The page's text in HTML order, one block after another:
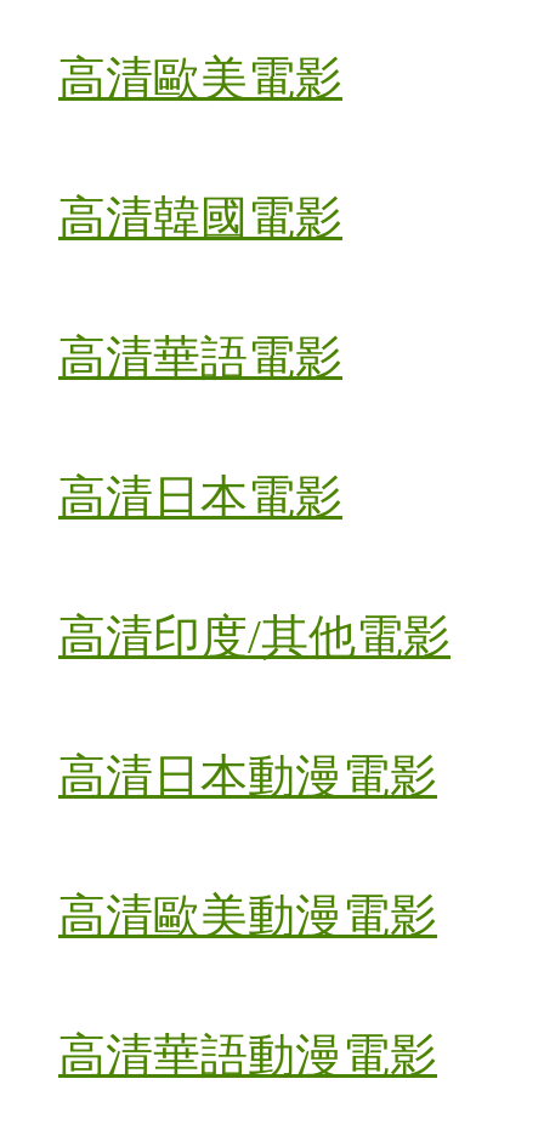
高清歐美電影
高清韓國電影
高清華語電影
高清日本電影
高清印度/其他電影
高清日本動漫電影
高清歐美動漫電影
高清華語動漫電影